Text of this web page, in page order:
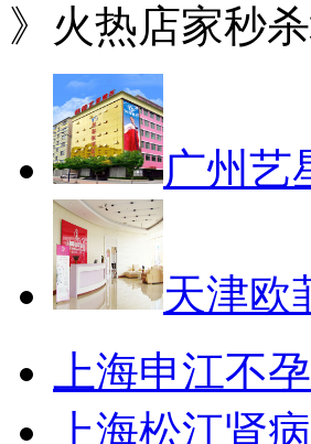
》火热店家秒杀
广州艺
天津欧
上海申江不
上海松江肾